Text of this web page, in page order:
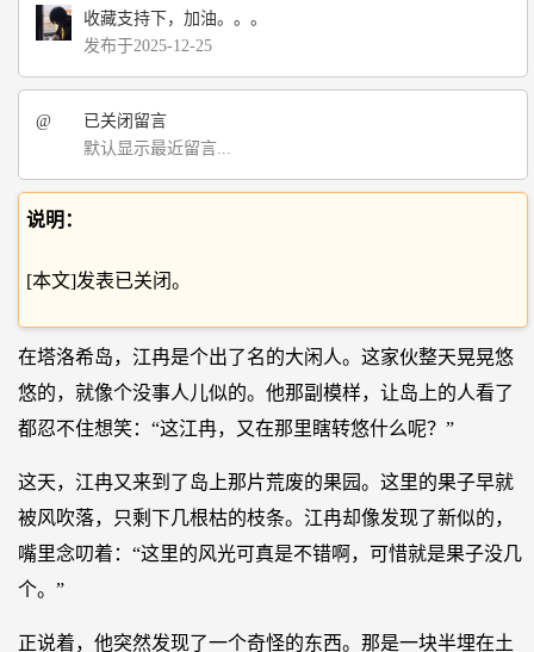
收藏支持下，加油。。。
发布于2025-12-25
@
已关闭留言
默认显示最近留言...
说明：
[本文]发表已关闭。
在塔洛希岛，江冉是个出了名的大闲人。这家伙整天晃晃悠
悠的，就像个没事人儿似的。他那副模样，让岛上的人看了
都忍不住想笑：“这江冉，又在那里瞎转悠什么呢？”
这天，江冉又来到了岛上那片荒废的果园。这里的果子早就
被风吹落，只剩下几根枯的枝条。江冉却像发现了新似的，
嘴里念叨着：“这里的风光可真是不错啊，可惜就是果子没几
个。”
正说着，他突然发现了一个奇怪的东西。那是一块半埋在土